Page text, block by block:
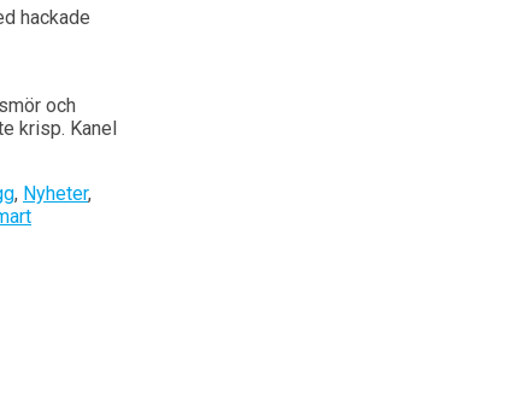
hackade
och
krisp. Kanel
, Nyheter,